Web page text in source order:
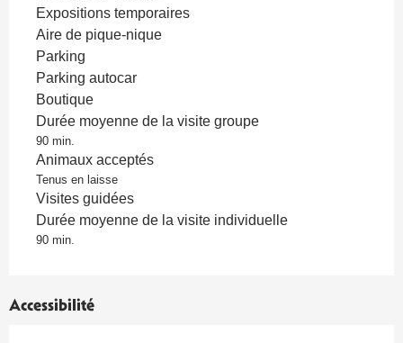
Expositions temporaires
Aire de pique-nique
Parking
Parking autocar
Boutique
Durée moyenne de la visite groupe
90 min.
Animaux acceptés
Tenus en laisse
Visites guidées
Durée moyenne de la visite individuelle
90 min.
Accessibilité